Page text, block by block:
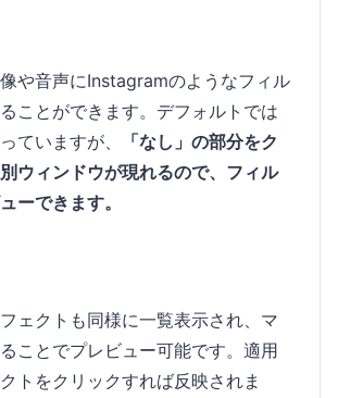
や音声にInstagramのようなフィル
ことができます。デフォルトでは
ていますが、
「なし」の部分をク
ウィンドウが現れるので、フィル
ーできます。
ェクトも同様に一覧表示され、マ
ことでプレビュー可能です。適用
トをクリックすれば反映されま